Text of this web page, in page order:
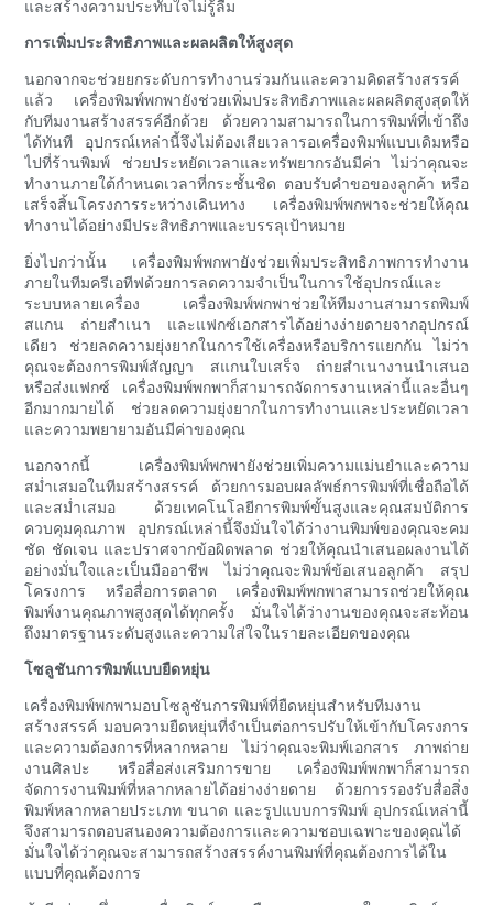
และสร้างความประทับใจไม่รู้ลืม
การเพิ่มประสิทธิภาพและผลผลิตให้สูงสุด
นอกจากจะช่วยยกระดับการทำงานร่วมกันและความคิดสร้างสรรค์
แล้ว เครื่องพิมพ์พกพายังช่วยเพิ่มประสิทธิภาพและผลผลิตสูงสุดให้
กับทีมงานสร้างสรรค์อีกด้วย ด้วยความสามารถในการพิมพ์ที่เข้าถึง
ได้ทันที อุปกรณ์เหล่านี้จึงไม่ต้องเสียเวลารอเครื่องพิมพ์แบบเดิมหรือ
ไปที่ร้านพิมพ์ ช่วยประหยัดเวลาและทรัพยากรอันมีค่า ไม่ว่าคุณจะ
ทำงานภายใต้กำหนดเวลาที่กระชั้นชิด ตอบรับคำขอของลูกค้า หรือ
เสร็จสิ้นโครงการระหว่างเดินทาง เครื่องพิมพ์พกพาจะช่วยให้คุณ
ทำงานได้อย่างมีประสิทธิภาพและบรรลุเป้าหมาย
ยิ่งไปกว่านั้น เครื่องพิมพ์พกพายังช่วยเพิ่มประสิทธิภาพการทำงาน
ภายในทีมครีเอทีฟด้วยการลดความจำเป็นในการใช้อุปกรณ์และ
ระบบหลายเครื่อง เครื่องพิมพ์พกพาช่วยให้ทีมงานสามารถพิมพ์
สแกน ถ่ายสำเนา และแฟกซ์เอกสารได้อย่างง่ายดายจากอุปกรณ์
เดียว ช่วยลดความยุ่งยากในการใช้เครื่องหรือบริการแยกกัน ไม่ว่า
คุณจะต้องการพิมพ์สัญญา สแกนใบเสร็จ ถ่ายสำเนางานนำเสนอ
หรือส่งแฟกซ์ เครื่องพิมพ์พกพาก็สามารถจัดการงานเหล่านี้และอื่นๆ
อีกมากมายได้ ช่วยลดความยุ่งยากในการทำงานและประหยัดเวลา
และความพยายามอันมีค่าของคุณ
นอกจากนี้ เครื่องพิมพ์พกพายังช่วยเพิ่มความแม่นยำและความ
สม่ำเสมอในทีมสร้างสรรค์ ด้วยการมอบผลลัพธ์การพิมพ์ที่เชื่อถือได้
และสม่ำเสมอ ด้วยเทคโนโลยีการพิมพ์ขั้นสูงและคุณสมบัติการ
ควบคุมคุณภาพ อุปกรณ์เหล่านี้จึงมั่นใจได้ว่างานพิมพ์ของคุณจะคม
ชัด ชัดเจน และปราศจากข้อผิดพลาด ช่วยให้คุณนำเสนอผลงานได้
อย่างมั่นใจและเป็นมืออาชีพ ไม่ว่าคุณจะพิมพ์ข้อเสนอลูกค้า สรุป
โครงการ หรือสื่อการตลาด เครื่องพิมพ์พกพาสามารถช่วยให้คุณ
พิมพ์งานคุณภาพสูงสุดได้ทุกครั้ง มั่นใจได้ว่างานของคุณจะสะท้อน
ถึงมาตรฐานระดับสูงและความใส่ใจในรายละเอียดของคุณ
โซลูชันการพิมพ์แบบยืดหยุ่น
เครื่องพิมพ์พกพามอบโซลูชันการพิมพ์ที่ยืดหยุ่นสำหรับทีมงาน
สร้างสรรค์ มอบความยืดหยุ่นที่จำเป็นต่อการปรับให้เข้ากับโครงการ
และความต้องการที่หลากหลาย ไม่ว่าคุณจะพิมพ์เอกสาร ภาพถ่าย
งานศิลปะ หรือสื่อส่งเสริมการขาย เครื่องพิมพ์พกพาก็สามารถ
จัดการงานพิมพ์ที่หลากหลายได้อย่างง่ายดาย ด้วยการรองรับสื่อสิ่ง
พิมพ์หลากหลายประเภท ขนาด และรูปแบบการพิมพ์ อุปกรณ์เหล่านี้
จึงสามารถตอบสนองความต้องการและความชอบเฉพาะของคุณได้
มั่นใจได้ว่าคุณจะสามารถสร้างสรรค์งานพิมพ์ที่คุณต้องการได้ใน
แบบที่คุณต้องการ